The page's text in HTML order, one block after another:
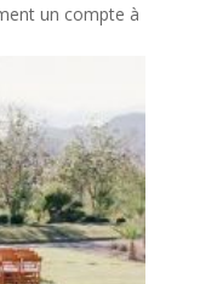
un compte à